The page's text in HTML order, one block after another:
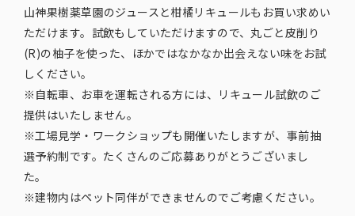
山神果樹薬草園のジュースと柑橘リキュールもお買い求めい
ただけます。試飲もしていただけますので、丸ごと皮削り
(R)の柚子を使った、ほかではなかなか出会えない味をお試
しください。
※自転車、お車を運転される方には、リキュール試飲のご
提供はいたしません。
※工場見学・ワークショップも開催いたしますが、事前抽
選予約制です。たくさんのご応募ありがとうございまし
た。
※建物内はペット同伴ができませんのでご考慮ください。